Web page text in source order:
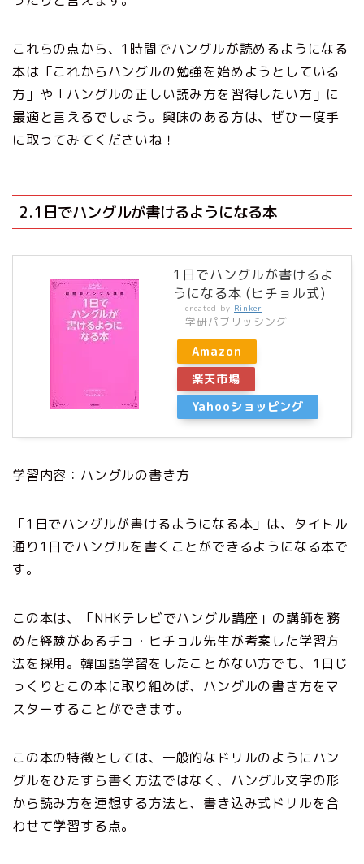
これらの点から、1時間でハングルが読めるようになる
本は「これからハングルの勉強を始めようとしている
方」や「ハングルの正しい読み方を習得したい方」に
最適と言えるでしょう。興味のある方は、ぜひ一度手
に取ってみてくださいね！
2.1日でハングルが書けるようになる本
1日でハングルが書けるよ
うになる本 (ヒチョル式)
created by Rinker
学研パブリッシング
Amazon
楽天市場
Yahooショッピング
学習内容：ハングルの書き方
「1日でハングルが書けるようになる本」は、タイトル
通り1日でハングルを書くことができるようになる本で
す。
この本は、「NHKテレビでハングル講座」の講師を務
めた経験があるチョ・ヒチョル先生が考案した学習方
法を採用。韓国語学習をしたことがない方でも、1日じ
っくりとこの本に取り組めば、ハングルの書き方をマ
スターすることができます。
この本の特徴としては、一般的なドリルのようにハン
グルをひたすら書く方法ではなく、ハングル文字の形
から読み方を連想する方法と、書き込み式ドリルを合
わせて学習する点。